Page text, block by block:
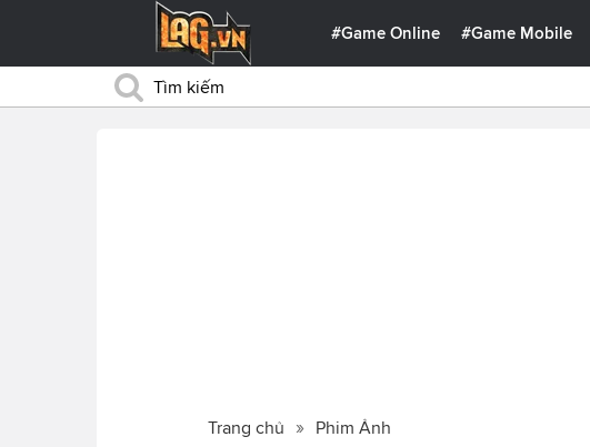
#Game Online #Game Mobile
Trang chủ Phim Ảnh